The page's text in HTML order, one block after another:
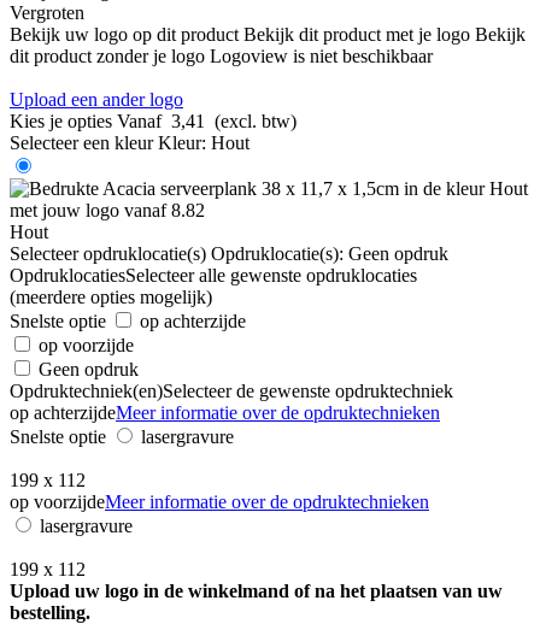
Vergroten
Bekijk uw logo op dit product Bekijk dit product met je logo Bekijk
dit product zonder je logo Logoview is niet beschikbaar
Upload een ander logo
Kies je opties Vanaf 3,41
(excl. btw)
Selecteer een kleur Kleur: Hout
Hout
Selecteer opdruklocatie(s) Opdruklocatie(s): Geen opdruk
OpdruklocatiesSelecteer alle gewenste opdruklocaties
(meerdere opties mogelijk)
Snelste optie
op achterzijde
op voorzijde
Geen opdruk
Opdruktechniek(en)Selecteer de gewenste opdruktechniek
op achterzijdeMeer informatie over de opdruktechnieken
Snelste optie
lasergravure
199 x 112
op voorzijdeMeer informatie over de opdruktechnieken
lasergravure
199 x 112
Upload uw logo in de winkelmand of na het plaatsen van uw
bestelling.